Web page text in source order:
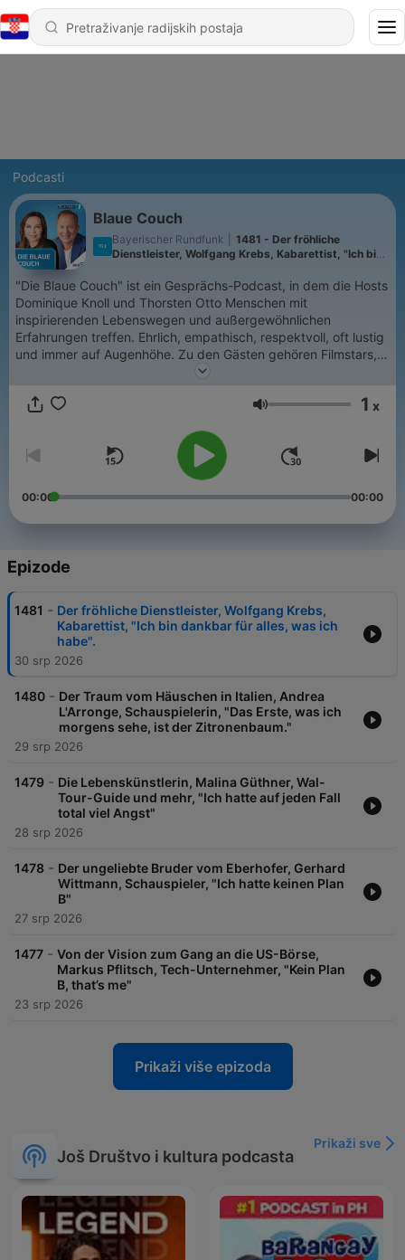
Podcasti
Blaue Couch
Bayerischer Rundfunk
1481 - Der fröhliche
Dienstleister, Wolfgang Krebs, Kabarettist, "Ich bin
"Die Blaue Couch" ist ein Gesprächs-Podcast, in dem die Hosts
Dominique Knoll und Thorsten Otto Menschen mit
inspirierenden Lebenswegen und außergewöhnlichen
Erfahrungen treffen. Ehrlich, empathisch, respektvoll, oft lustig
und immer auf Augenhöhe. Zu den Gästen gehören Filmstars,
Spitzensportlerinnen, Sterneköche, Ärztinnen und Kult-Musiker,
einem besonderen Schicksal. "Die Blaue Couch" zeigt, wie
und wie wichtig es ist, auf sein Herz zu hören.
Glasnoća 1 x
00:00 00:00
Epizode
1481 - Der fröhliche Dienstleister, Wolfgang Krebs,
Kabarettist, "Ich bin dankbar für alles, was ich
habe".
30 srp 2026
1480 - Der Traum vom Häuschen in Italien, Andrea
L'Arronge, Schauspielerin, "Das Erste, was ich
morgens sehe, ist der Zitronenbaum."
29 srp 2026
1479 - Die Lebenskünstlerin, Malina Güthner, Wal-
Tour-Guide und mehr, "Ich hatte auf jeden Fall
total viel Angst"
28 srp 2026
1478 - Der ungeliebte Bruder vom Eberhofer, Gerhard
Wittmann, Schauspieler, "Ich hatte keinen Plan
B"
27 srp 2026
1477 - Von der Vision zum Gang an die US-Börse,
Markus Pflitsch, Tech-Unternehmer, "Kein Plan
B, that’s me"
23 srp 2026
Prikaži više epizoda
Još Društvo i kultura podcasta
Prikaži sve